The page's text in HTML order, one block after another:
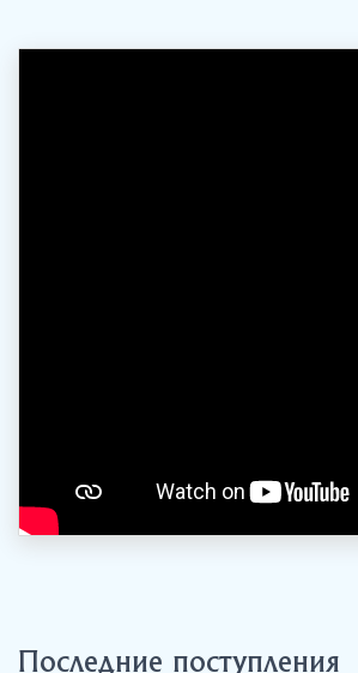
Последние поступления